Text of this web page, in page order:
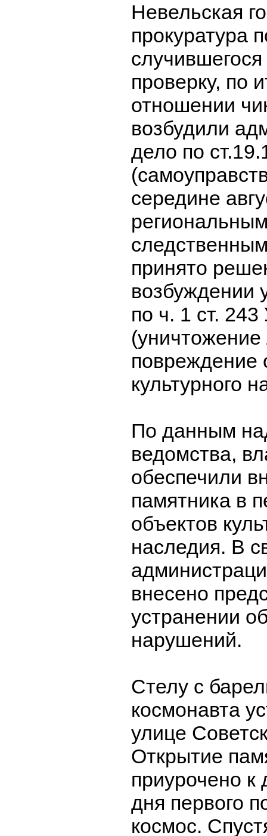
Невельская
прокуратура
проверку, по
отношении
возбудили
дело по
середине
принято
возбуждении
по ч. 1 ст.
повреждение
культурного
По данным
ведомства,
обеспечили
памятника в
объектов
наследия. В
внесено
устранении
нарушений.
Стелу с
космонавта
улице
Открытие
приурочено к
дня первого
космос.